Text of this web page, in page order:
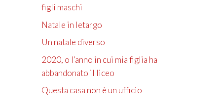
figli maschi
Natale in letargo
Un natale diverso
2020, o l’anno in cui mia figlia ha
abbandonato il liceo
Questa casa non è un ufficio